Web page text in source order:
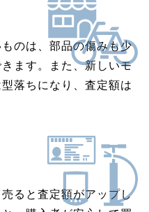
のは、部品の傷みも少
ます。また、新しいモ
落ちになり、査定額は
ると査定額がアップし